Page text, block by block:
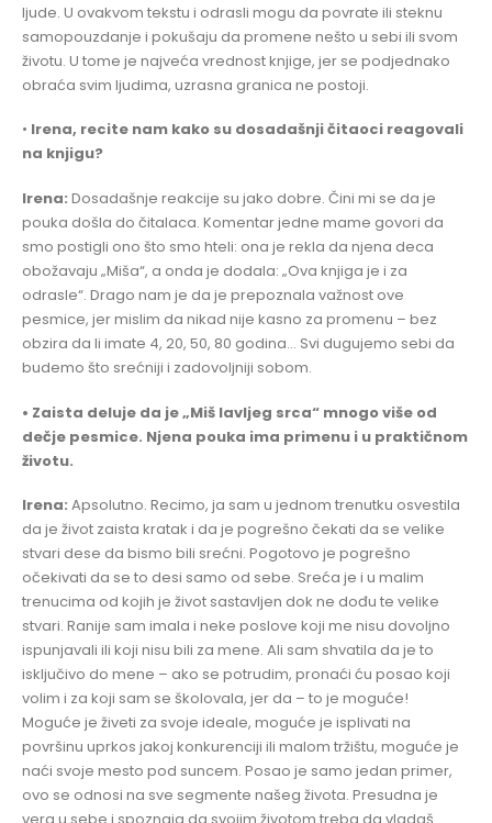
ljude. U ovakvom tekstu i odrasli mogu da povrate ili steknu
samopouzdanje i pokušaju da promene nešto u sebi ili svom
životu. U tome je najveća vrednost knjige, jer se podjednako
obraća svim ljudima, uzrasna granica ne postoji.
• Irena, recite nam kako su dosadašnji čitaoci reagovali
na knjigu?
Irena: Dosadašnje reakcije su jako dobre. Čini mi se da je
pouka došla do čitalaca. Komentar jedne mame govori da
smo postigli ono što smo hteli: ona je rekla da njena deca
obožavaju „Miša“, a onda je dodala: „Ova knjiga je i za
odrasle“. Drago nam je da je prepoznala važnost ove
pesmice, jer mislim da nikad nije kasno za promenu – bez
obzira da li imate 4, 20, 50, 80 godina… Svi dugujemo sebi da
budemo što srećniji i zadovoljniji sobom.
• Zaista deluje da je „Miš lavljeg srca“ mnogo više od
dečje pesmice. Njena pouka ima primenu i u praktičnom
životu.
Irena: Apsolutno. Recimo, ja sam u jednom trenutku osvestila
da je život zaista kratak i da je pogrešno čekati da se velike
stvari dese da bismo bili srećni. Pogotovo je pogrešno
očekivati da se to desi samo od sebe. Sreća je i u malim
trenucima od kojih je život sastavljen dok ne dođu te velike
stvari. Ranije sam imala i neke poslove koji me nisu dovoljno
ispunjavali ili koji nisu bili za mene. Ali sam shvatila da je to
isključivo do mene – ako se potrudim, pronaći ću posao koji
volim i za koji sam se školovala, jer da – to je moguće!
Moguće je živeti za svoje ideale, moguće je isplivati na
površinu uprkos jakoj konkurenciji ili malom tržištu, moguće je
naći svoje mesto pod suncem. Posao je samo jedan primer,
ovo se odnosi na sve segmente našeg života. Presudna je